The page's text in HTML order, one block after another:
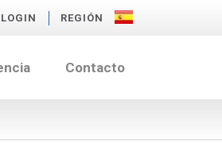
REGIÓN
Contacto